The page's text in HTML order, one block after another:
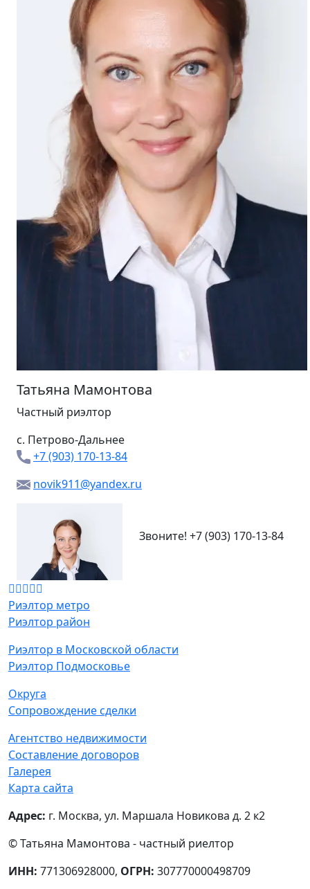
Татьяна Мамонтова
Частный риэлтор
с. Петрово-Дальнее
+7 (903) 170-13-84
novik911@yandex.ru
Звоните! +7 (903) 170-13-84
Риэлтор метро
Риэлтор район
Риэлтор в Московской области
Риэлтор Подмосковье
Округа
Сопровождение сделки
Агентство недвижимости
Составление договоров
Галерея
Карта сайта
Адрес: г. Москва, ул. Маршала Новикова д. 2 к2
© Татьяна Мамонтова - частный риелтор
ИНН: 771306928000, ОГРН: 307770000498709